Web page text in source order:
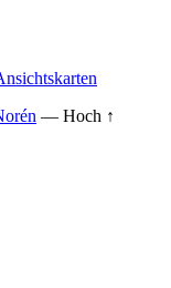
— Hoch ↑